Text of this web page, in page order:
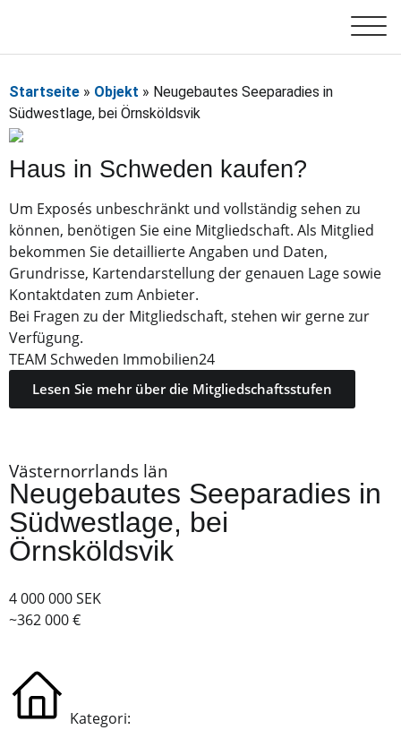
Startseite » Objekt » Neugebautes Seeparadies in
Südwestlage, bei Örnsköldsvik
Haus in Schweden kaufen?
Um Exposés unbeschränkt und vollständig sehen zu
können, benötigen Sie eine Mitgliedschaft. Als Mitglied
bekommen Sie detaillierte Angaben und Daten,
Grundrisse, Kartendarstellung der genauen Lage sowie
Kontaktdaten zum Anbieter.
Bei Fragen zu der Mitgliedschaft, stehen wir gerne zur
Verfügung.
TEAM Schweden Immobilien24
Lesen Sie mehr über die Mitgliedschaftsstufen
Västernorrlands län
Neugebautes Seeparadies in
Südwestlage, bei
Örnsköldsvik
4 000 000 SEK
~362 000 €
Kategori: